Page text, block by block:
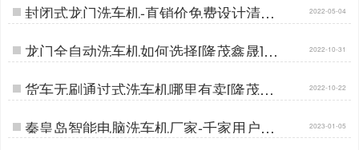
封闭式龙门洗车机-直销价免费设计清洗
方案[隆茂鑫晟]…
2022-05-04
龙门全自动洗车机如何选择[隆茂鑫晟]… 2022-10-31
货车无刷通过式洗车机哪里有卖[隆茂鑫
晟]…
2022-10-22
秦皇岛智能电脑洗车机厂家-千家用户好
口碑[隆茂鑫晟]…
2023-01-05